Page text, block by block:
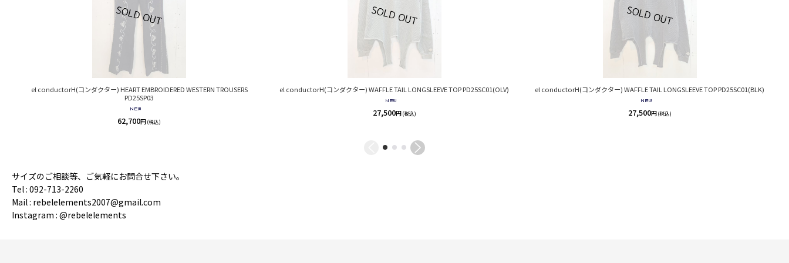
el conductorH(コンダクター) HEART EMBROIDERED WESTERN TROUSERS
PD25SP03
62,700円(税込)
el conductorH(コンダクター) WAFFLE TAIL LONGSLEEVE TOP PD25SC01(OLV)
27,500円(税込)
el conductorH(コンダクター) WAFFLE TAIL LONGSLEEVE TOP PD25SC01(BLK)
27,500円(税込)
サイズのご相談等、ご気軽にお問合せ下さい。
Tel : 092-713-2260
Mail : rebelelements2007@gmail.com
Instagram : @rebelelements